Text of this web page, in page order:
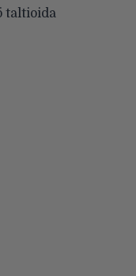
taltioida